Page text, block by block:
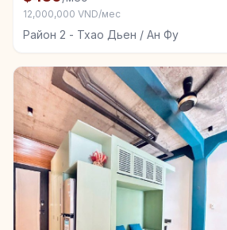
12,000,000 VND/мес
Район 2 - Тхао Дьен / Ан Фу